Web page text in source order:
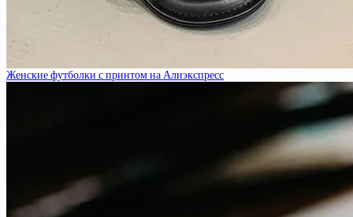
Женские футболки с принтом на Алиэкспресс